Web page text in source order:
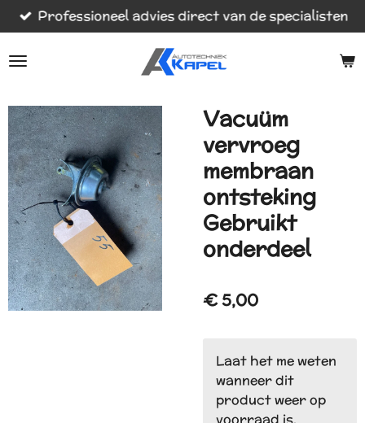
Ga
direct
naar
Professioneel advies direct van de specialisten
Vacuüm
vervroeg
membraan
ontsteking
Gebruikt
onderdeel
€ 5,00
Laat het me weten
wanneer dit
product weer op